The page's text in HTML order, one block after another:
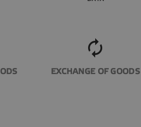
autorenew
EXCHANGE OF GOODS